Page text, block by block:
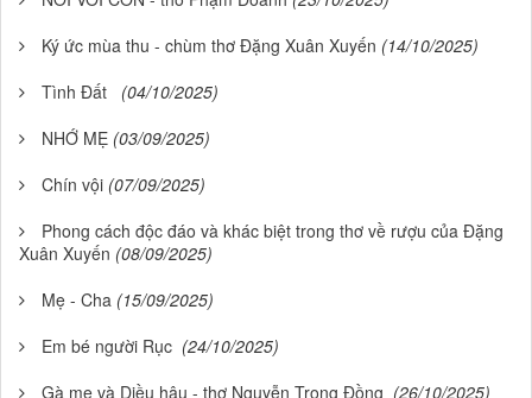
Ký ức mùa thu - chùm thơ Đặng Xuân Xuyến (14/10/2025)
Tình Đất
(04/10/2025)
NHỚ MẸ (03/09/2025)
Chín vội (07/09/2025)
Phong cách độc đáo và khác biệt trong thơ về rượu của Đặng
Xuân Xuyến (08/09/2025)
Mẹ - Cha (15/09/2025)
Em bé người Rục (24/10/2025)
Gà mẹ và Diều hâu - thơ Nguyễn Trọng Đồng (26/10/2025)